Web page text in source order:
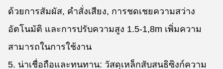
ด้วยการสัมผัส, คําสั่งเสียง, การชดเชยความสว่าง
อัตโนมัติ และการปรับความสูง 1.5-1,8m เพิ่มความ
สามารถในการใช้งาน
5. น่าเชื่อถือและทนทาน: วัสดุเหล็กสับสนธิซิงก์ความ